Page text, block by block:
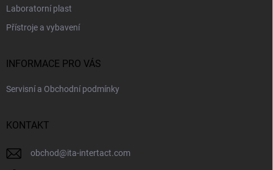
Laboratorní plast
Přístroje a vybavení
INFORMACE PRO VÁS
Servisní a Obchodní podmínky
KONTAKT
obchod@ita-intertact.com